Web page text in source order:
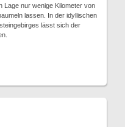
Lage nur wenige Kilometer von
lassen. In der idyllischen
lässt sich der